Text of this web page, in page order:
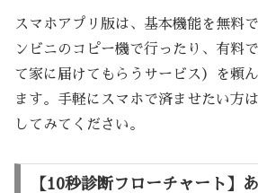
スマホアプリ版は、基本機能を無料
ンビニのコピー機で行ったり、有料
て家に届けてもらうサービス）を頼
ます。手軽にスマホで済ませたい方
してみてください。
【10秒診断フローチャート】